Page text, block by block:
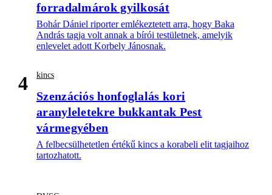
forradalmárok gyilkosát
Bohár Dániel riporter emlékeztetett arra, hogy Baka
András tagja volt annak a bírói testületnek, amelyik
enlevelet adott Korbely Jánosnak.
4 kincs
Szenzációs honfoglalás kori
aranyleletekre bukkantak Pest
vármegyében
A felbecsülhetetlen értékű kincs a korabeli elit tagjaihoz
tartozhatott.